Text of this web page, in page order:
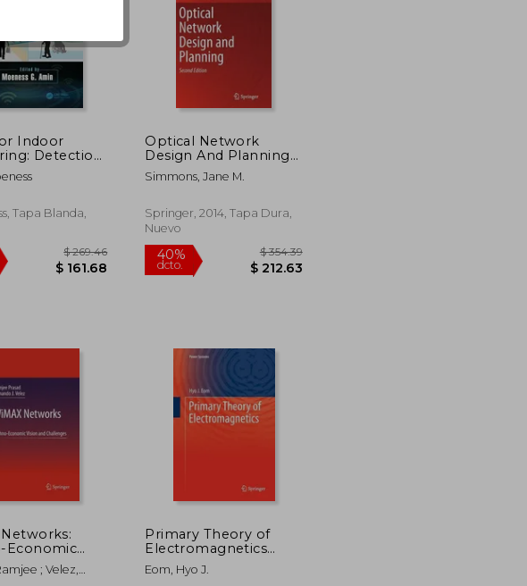
40%
dcto.
$ 520.86
Indoor
Detection,
and
(en
Tapa Blanda,
$ 269.46
$ 161.68
Optical Network
Design And Planning
(optical Networks) (en
Inglés)
Simmons, Jane M.
Springer, 2014, Tapa Dura,
Nuevo
Economic
Challenges
; Velez,
Primary Theory of
Electromagnetics
(Power Systems) (en
Inglés)
Eom, Hyo J.